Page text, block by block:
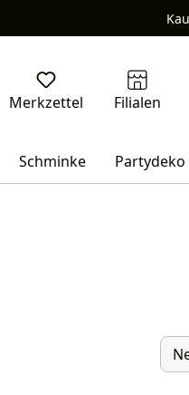
Schminke Partydeko